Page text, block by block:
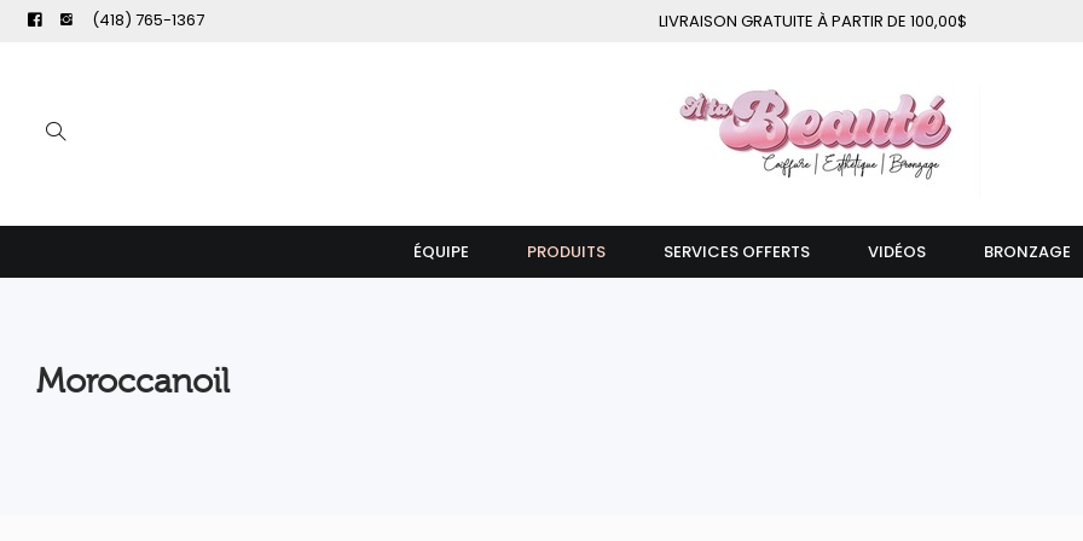
(418) 765-1367 LIVRAISON GRATUITE À PARTIR DE 100,00$
ÉQUIPE PRODUITS SERVICES OFFERTS VIDÉOS BRONZAGE
Moroccanoil